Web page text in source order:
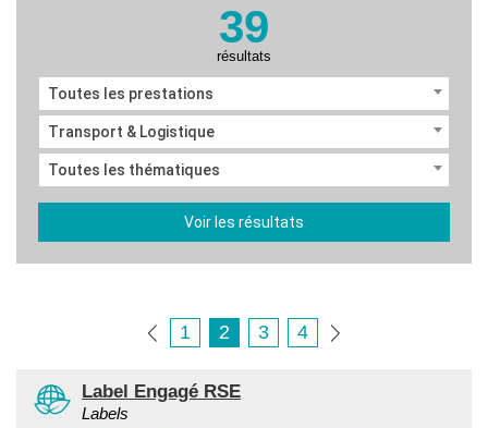
39
résultats
Toutes les prestations
Transport & Logistique
Toutes les thématiques
Voir les résultats
1 2 3 4
Label Engagé RSE
Labels